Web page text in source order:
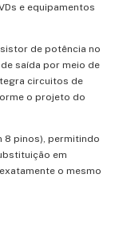
e equipamentos
de potência no
saída por meio de
circuitos de
o projeto do
8 pinos), permitindo
em
o mesmo